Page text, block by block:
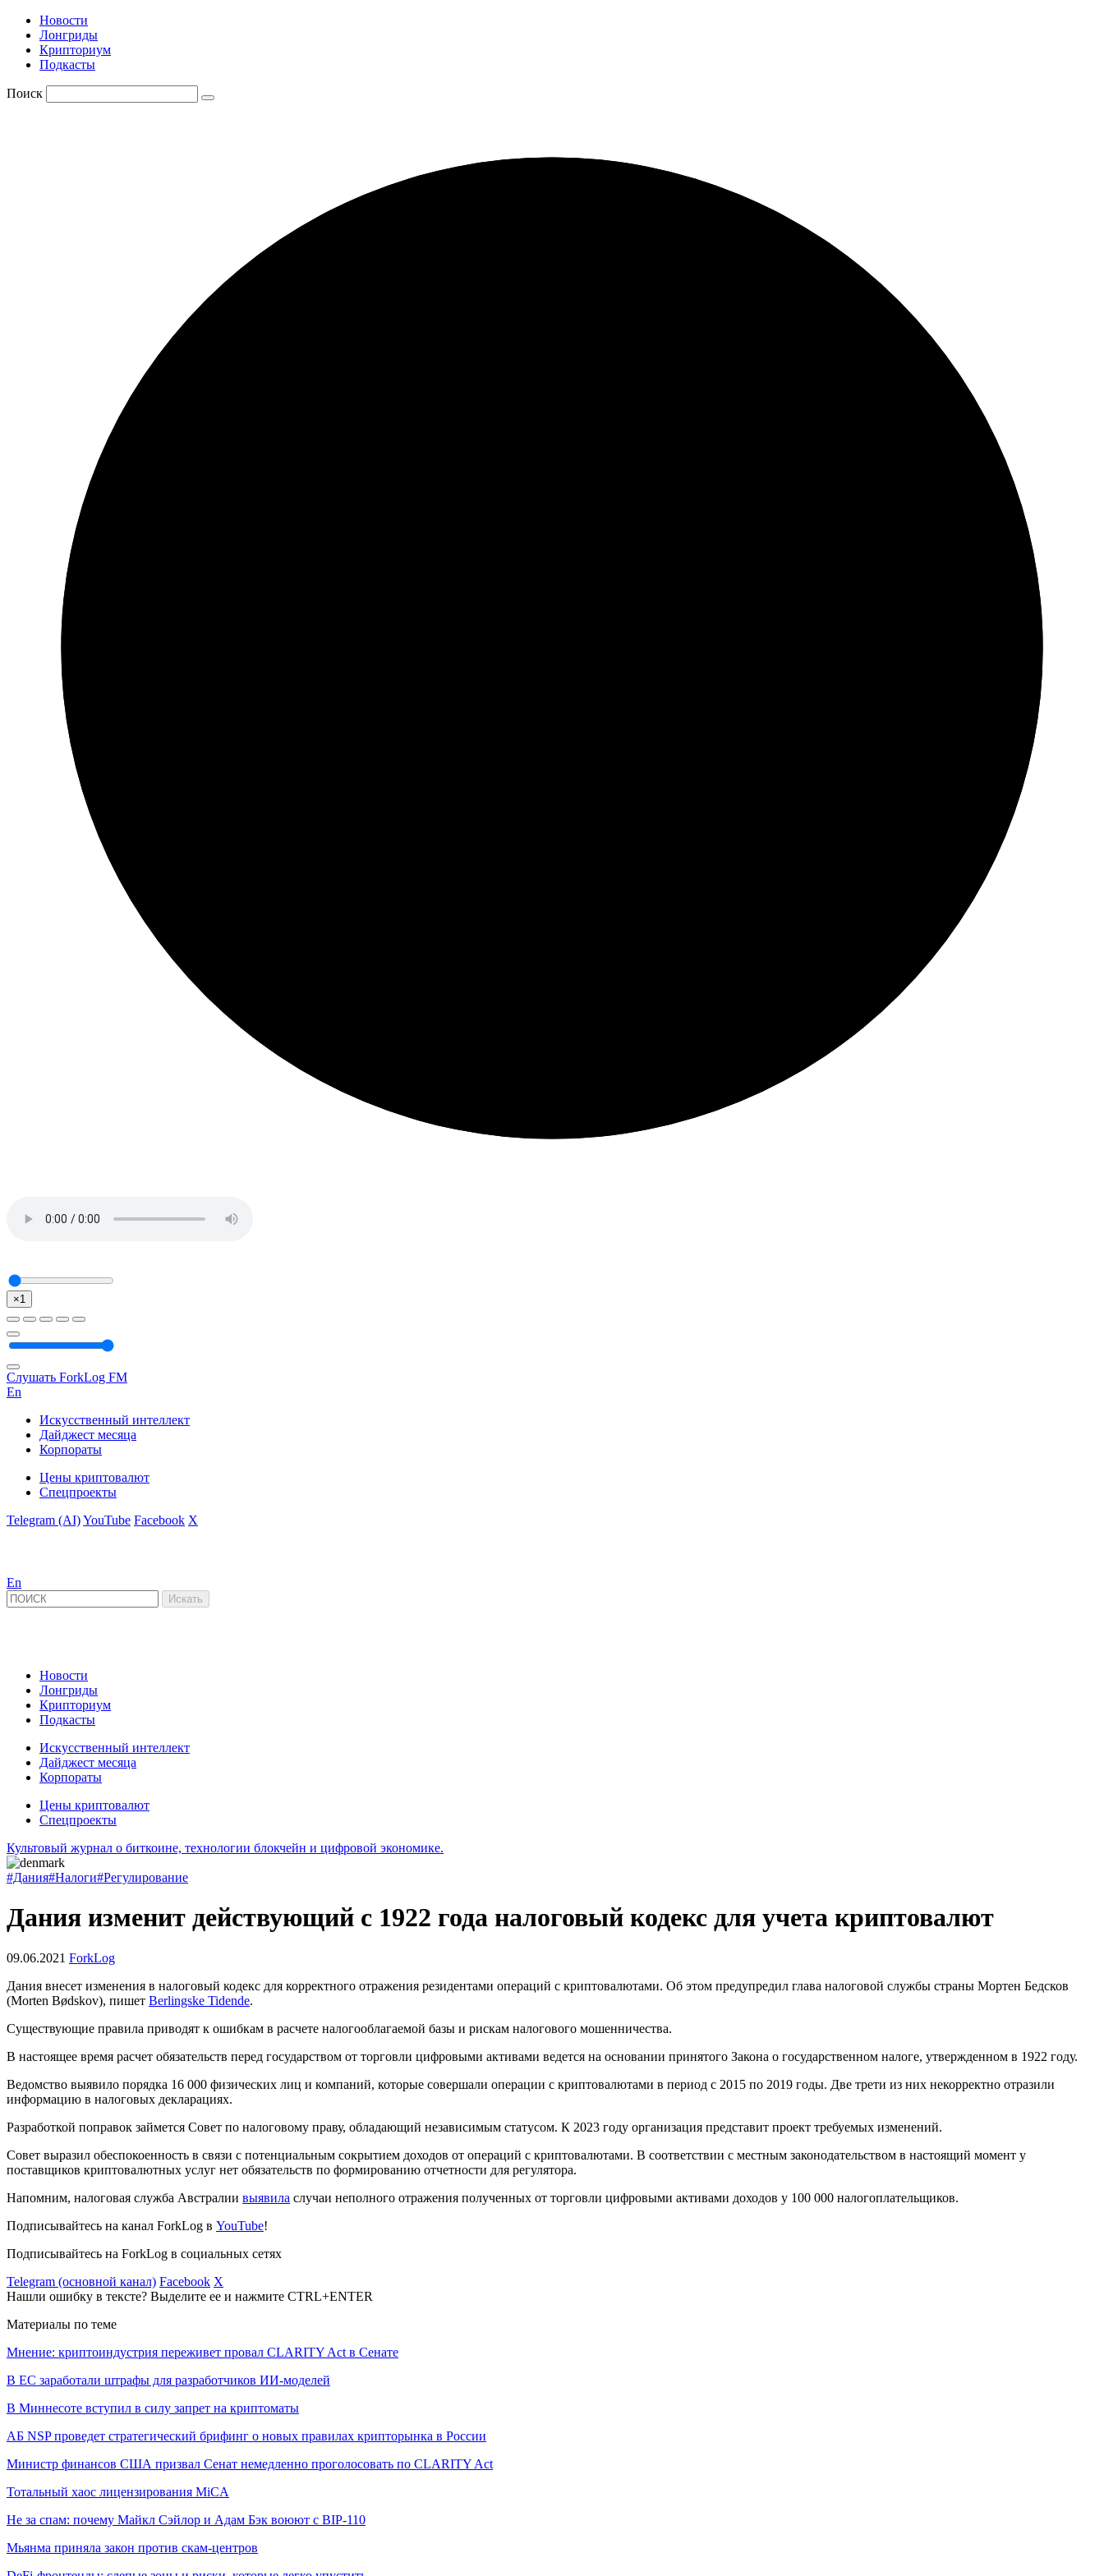
Новости
Лонгриды
Крипториум
Подкасты
Поиск
×1
Слушать ForkLog FM
En
Искусственный интеллект
Дайджест месяца
Корпораты
Цены криптовалют
Спецпроекты
Telegram (AI)YouTube Facebook X
En
Новости
Лонгриды
Крипториум
Подкасты
Искусственный интеллект
Дайджест месяца
Корпораты
Цены криптовалют
Спецпроекты
Культовый журнал о биткоине, технологии блокчейн и цифровой экономике.
#Дания#Налоги#Регулирование
Дания изменит действующий с 1922 года налоговый кодекс для учета криптовалют
09.06.2021 ForkLog
Дания внесет изменения в налоговый кодекс для корректного отражения резидентами операций с криптовалютами. Об этом предупредил глава налоговой службы страны Мортен Бедсков
(Morten Bødskov), пишет Berlingske Tidende.
Существующие правила приводят к ошибкам в расчете налогооблагаемой базы и рискам налогового мошенничества.
В настоящее время расчет обязательств перед государством от торговли цифровыми активами ведется на основании принятого Закона о государственном налоге, утвержденном в 1922 году.
Ведомство выявило порядка 16 000 физических лиц и компаний, которые совершали операции с криптовалютами в период с 2015 по 2019 годы. Две трети из них некорректно отразили
информацию в налоговых декларациях.
Разработкой поправок займется Совет по налоговому праву, обладающий независимым статусом. К 2023 году организация представит проект требуемых изменений.
Совет выразил обеспокоенность в связи с потенциальным сокрытием доходов от операций с криптовалютами. В соответствии с местным законодательством в настоящий момент у
поставщиков криптовалютных услуг нет обязательств по формированию отчетности для регулятора.
Напомним, налоговая служба Австралии выявила случаи неполного отражения полученных от торговли цифровыми активами доходов у 100 000 налогоплательщиков.
Подписывайтесь на канал ForkLog в YouTube!
Подписывайтесь на ForkLog в социальных сетях
Telegram (основной канал) Facebook X
Нашли ошибку в тексте? Выделите ее и нажмите CTRL+ENTER
Материалы по теме
Мнение: криптоиндустрия переживет провал CLARITY Act в Сенате
В ЕС заработали штрафы для разработчиков ИИ-моделей
В Миннесоте вступил в силу запрет на криптоматы
АБ NSP проведет стратегический брифинг о новых правилах крипторынка в России
Министр финансов США призвал Сенат немедленно проголосовать по CLARITY Act
Тотальный хаос лицензирования MiCA
Не за спам: почему Майкл Сэйлор и Адам Бэк воюют с BIP-110
Мьянма приняла закон против скам-центров